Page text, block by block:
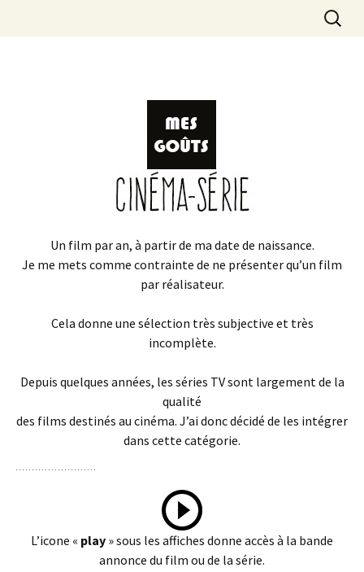
Un film par an, à partir de ma date de naissance.
Je me mets comme contrainte de ne présenter qu’un film
par réalisateur.
Cela donne une sélection très subjective et très
incomplète.
Depuis quelques années, les séries TV sont largement de la
qualité
des films destinés au cinéma. J’ai donc décidé de les intégrer
dans cette catégorie.
L’icone « play » sous les affiches donne accès à la bande
annonce du film ou de la série.